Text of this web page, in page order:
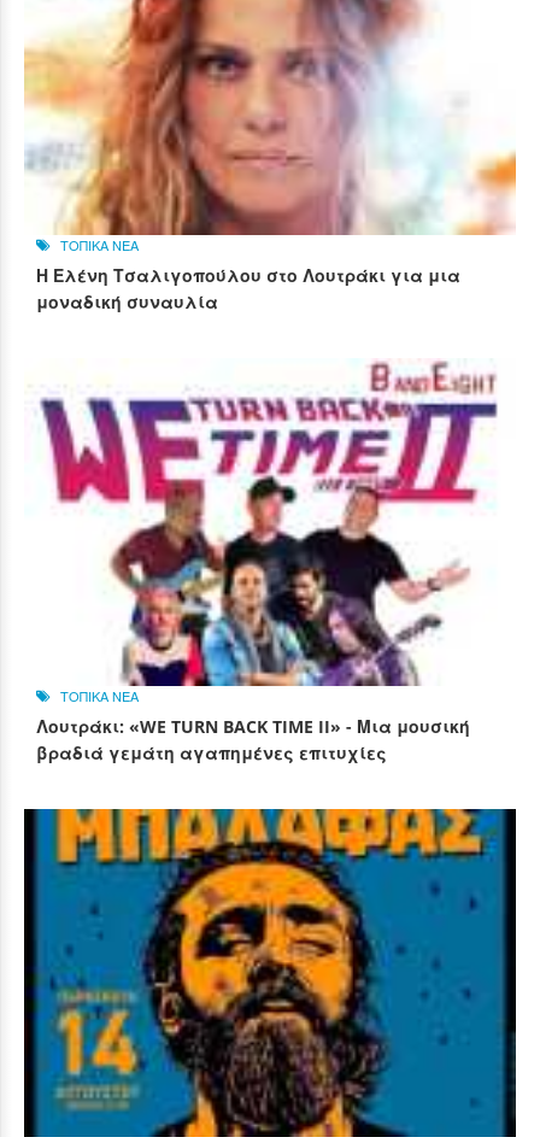
ΤΟΠΙΚΑ ΝΕΑ
Η Ελένη Τσαλιγοπούλου στο Λουτράκι για μια
μοναδική συναυλία
ΤΟΠΙΚΑ ΝΕΑ
Λουτράκι: «WE TURN BACK TIME II» - Μια μουσική
βραδιά γεμάτη αγαπημένες επιτυχίες